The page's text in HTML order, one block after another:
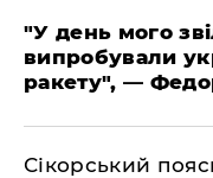
​"У день мого
випробували
ракету", —
​Сікорський